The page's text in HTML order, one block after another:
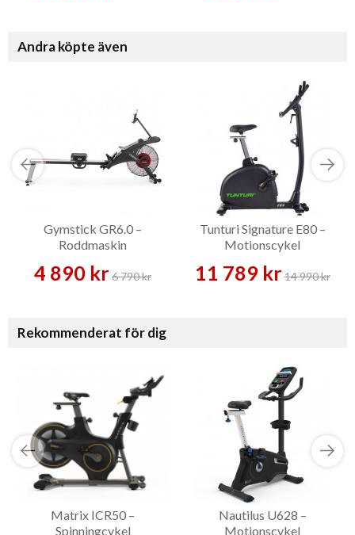
Andra köpte även
Gymstick GR6.0 –
Roddmaskin
4 890 kr6 790 kr
Tunturi Signature E80 –
Motionscykel
11 789 kr14 990 kr
Rekommenderat för dig
Matrix ICR50 –
Spinningcykel
Nautilus U628 –
Motionscykel